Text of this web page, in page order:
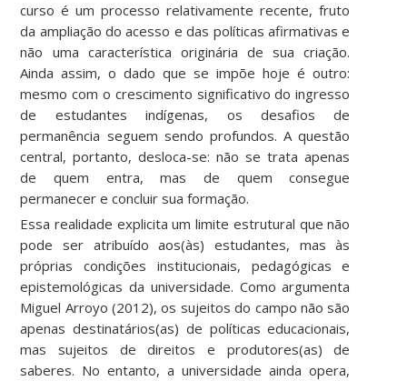
curso é um processo relativamente recente, fruto
da ampliação do acesso e das políticas afirmativas e
não uma característica originária de sua criação.
Ainda assim, o dado que se impõe hoje é outro:
mesmo com o crescimento significativo do ingresso
de estudantes indígenas, os desafios de
permanência seguem sendo profundos. A questão
central, portanto, desloca-se: não se trata apenas
de quem entra, mas de quem consegue
permanecer e concluir sua formação.
Essa realidade explicita um limite estrutural que não
pode ser atribuído aos(às) estudantes, mas às
próprias condições institucionais, pedagógicas e
epistemológicas da universidade. Como argumenta
Miguel Arroyo (2012), os sujeitos do campo não são
apenas destinatários(as) de políticas educacionais,
mas sujeitos de direitos e produtores(as) de
saberes. No entanto, a universidade ainda opera,